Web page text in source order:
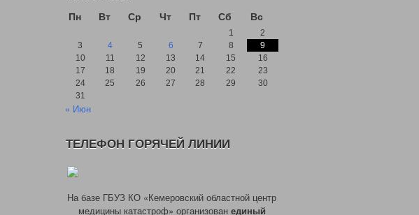
Пн
Вт Ср Чт Пт Сб Вс
1
2
3
4 5 6 7 8
9
10
11 12 13 14 15
16
17
18 19 20 21 22
23
24
25 26 27 28 29
30
31
« Июн
ТЕЛЕФОН ГОРЯЧЕЙ ЛИНИИ
На базе ГБУЗ КО «Кемеровский областной центр
медицины катастроф» организован единый